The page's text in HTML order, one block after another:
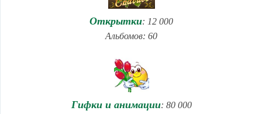
Открытки: 12 000
Альбомов: 60
Гифки и анимации: 80 000